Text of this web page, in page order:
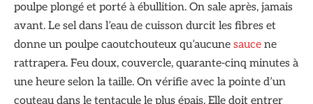
poulpe plongé et porté à ébullition. On sale après, jamais
avant. Le sel dans l’eau de cuisson durcit les fibres et
donne un poulpe caoutchouteux qu’aucune sauce ne
rattrapera. Feu doux, couvercle, quarante-cinq minutes à
une heure selon la taille. On vérifie avec la pointe d’un
couteau dans le tentacule le plus épais. Elle doit entrer